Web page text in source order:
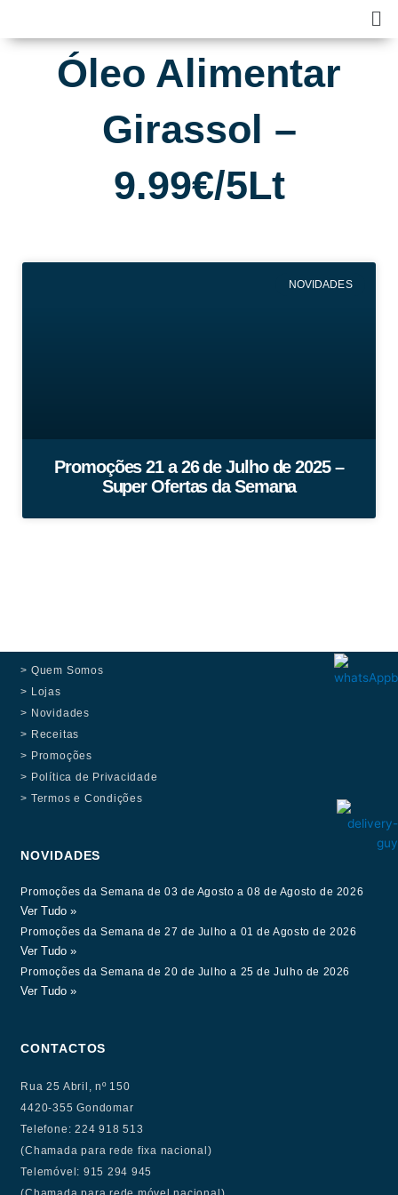
content
Óleo Alimentar
Girassol –
9.99€/5Lt
NOVIDADES
Promoções 21 a 26 de Julho de 2025 –
Super Ofertas da Semana
> Quem Somos
> Lojas
> Novidades
> Receitas
> Promoções
> Política de Privacidade
> Termos e Condições
NOVIDADES
Promoções da Semana de 03 de Agosto a 08 de Agosto de 2026
Ver Tudo »
Promoções da Semana de 27 de Julho a 01 de Agosto de 2026
Ver Tudo »
Promoções da Semana de 20 de Julho a 25 de Julho de 2026
Ver Tudo »
CONTACTOS
Rua 25 Abril, nº 150
4420-355 Gondomar
Telefone: 224 918 513
(Chamada para rede fixa nacional)
Telemóvel: 915 294 945